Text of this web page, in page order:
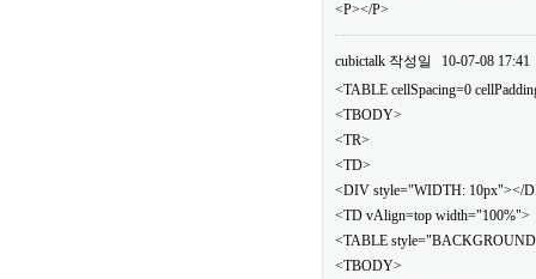
<P></P>
cubictalk 작성일
10-07-08 17:41
<TABLE cellSpacing=0
<TBODY>
<TR>
<TD>
<DIV style="WIDTH: 10px"></
<TD vAlign=top width="100%">
<TABLE style="BACKGROUND:
<TBODY>